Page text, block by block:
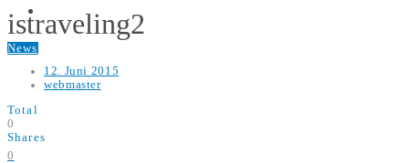
Forschung
News
istraveling2
12. Juni 2015
webmaster
Total
0
Shares
0